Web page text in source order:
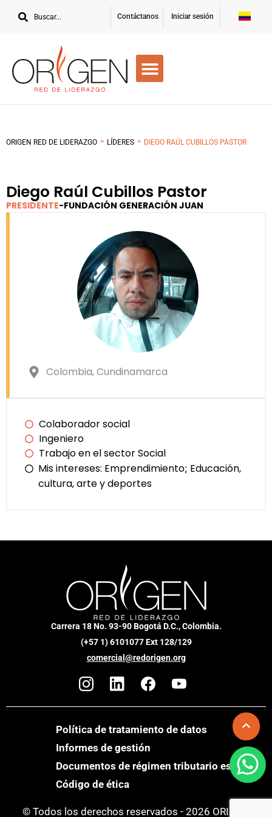
Contáctanos Iniciar sesión
ORIGEN RED DE LIDERAZGO > LÍDERES > DIEGO RAÚL CUBILLOS PASTOR
Diego Raúl Cubillos Pastor
PRESIDENTE-FUNDACIÓN GENERACIÓN JUAN
Colombia, Cundinamarca
Colaborador social
Ingeniero
Trabajo en el sector Social
Mis intereses: Emprendimiento; Educación,
cultura, arte y deportes
Carrera 18 No. 93-90 Bogotá D.C., Colombia.
(+57 1) 6101077 Ext 128/129
comercial@redorigen.org
Política de tratamiento de datos
Informes de gestión
Documentos de régimen tributario especial
Código de ética
© Todos los derechos reservados - 2026 ORIGEN